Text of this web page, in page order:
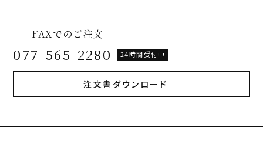
FAXでのご注文
077-565-2280 24時間受付中
注文書ダウンロード